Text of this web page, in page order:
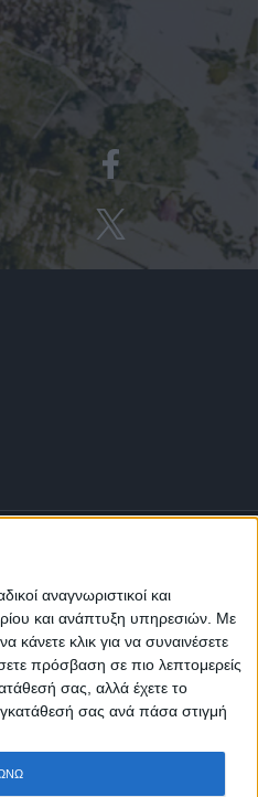
αναγνωριστικοί και
και ανάπτυξη υπηρεσιών. Με
κλικ για να συναινέσετε
πρόσβαση σε πιο λεπτομερείς
σας, αλλά έχετε το
σας ανά πάσα στιγμή
Μ.Η.Τ.
242814